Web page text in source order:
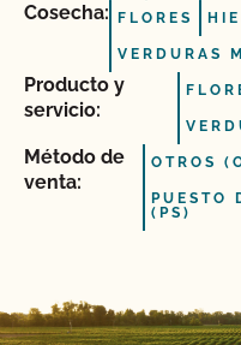
Cosecha: FLORES
VERDURAS
Producto y
servicio:
Método de
venta:
OTROS
PUESTO
(PS)